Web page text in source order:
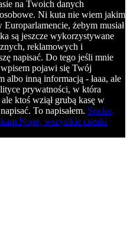
na Twoich danych
Ni kuta nie wiem jakim
żebym musiał
są jeszcze wykorzystywane
reklamowych i
napisać. Do tego jeśli mnie
pojawi się Twój
albo inną informacją - łaaa, ale
prywatności, w która
ktoś wziął grubą kasę w
To napisałem. Spoko,
Nope, wszystkie ciastki